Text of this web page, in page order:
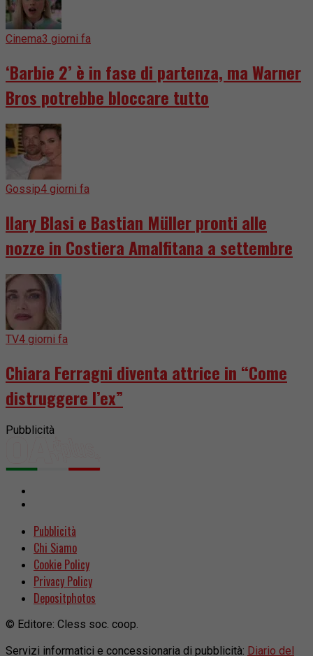
Cinema3 giorni fa
‘Barbie 2’ è in fase di partenza, ma Warner
Bros potrebbe bloccare tutto
Gossip4 giorni fa
Ilary Blasi e Bastian Müller pronti alle
nozze in Costiera Amalfitana a settembre
TV4 giorni fa
Chiara Ferragni diventa attrice in “Come
distruggere l’ex”
Pubblicità
Pubblicità
Chi Siamo
Cookie Policy
Privacy Policy
Depositphotos
© Editore: Cless soc. coop.
Servizi informatici e concessionaria di pubblicità: Diario del